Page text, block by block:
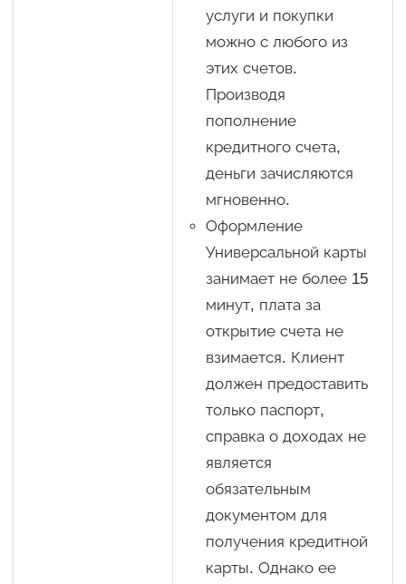
услуги и покупки
можно с любого из
этих счетов.
Производя
пополнение
кредитного счета,
деньги зачисляются
мгновенно.
Оформление
Универсальной карты
занимает не более 15
минут, плата за
открытие счета не
взимается. Клиент
должен предоставить
только паспорт,
справка о доходах не
является
обязательным
документом для
получения кредитной
карты. Однако ее